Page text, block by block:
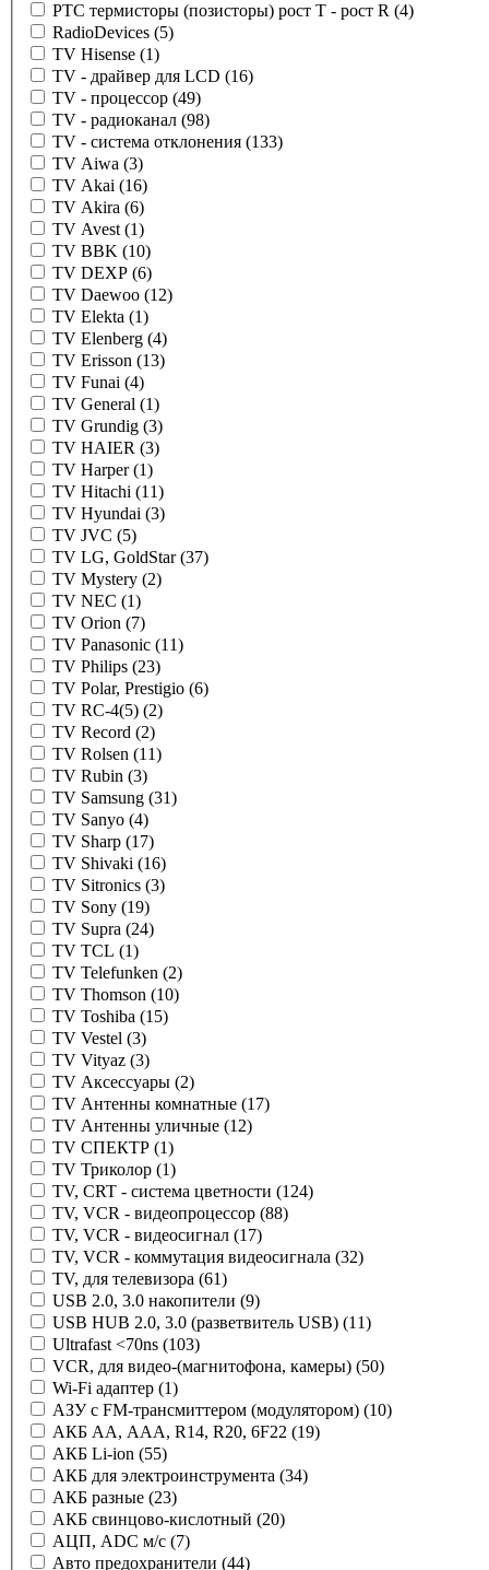
PTC термисторы (позисторы) рост T - рост R (4)
RadioDevices (5)
TV Hisense (1)
TV - драйвер для LCD (16)
TV - процессор (49)
TV - радиоканал (98)
TV - система отклонения (133)
TV Aiwa (3)
TV Akai (16)
TV Akira (6)
TV Avest (1)
TV BBK (10)
TV DEXP (6)
TV Daewoo (12)
TV Elekta (1)
TV Elenberg (4)
TV Erisson (13)
TV Funai (4)
TV General (1)
TV Grundig (3)
TV HAIER (3)
TV Harper (1)
TV Hitachi (11)
TV Hyundai (3)
TV JVC (5)
TV LG, GoldStar (37)
TV Mystery (2)
TV NEC (1)
TV Orion (7)
TV Panasonic (11)
TV Philips (23)
TV Polar, Prestigio (6)
TV RC-4(5) (2)
TV Record (2)
TV Rolsen (11)
TV Rubin (3)
TV Samsung (31)
TV Sanyo (4)
TV Sharp (17)
TV Shivaki (16)
TV Sitronics (3)
TV Sony (19)
TV Supra (24)
TV TCL (1)
TV Telefunken (2)
TV Thomson (10)
TV Toshiba (15)
TV Vestel (3)
TV Vityaz (3)
TV Аксессуары (2)
TV Антенны комнатные (17)
TV Антенны уличные (12)
TV СПЕКТР (1)
TV Триколор (1)
TV, CRT - система цветности (124)
TV, VCR - видеопроцессор (88)
TV, VCR - видеосигнал (17)
TV, VCR - коммутация видеосигнала (32)
TV, для телевизора (61)
USB 2.0, 3.0 накопители (9)
USB HUB 2.0, 3.0 (разветвитель USB) (11)
Ultrafast <70ns (103)
VCR, для видео-(магнитофона, камеры) (50)
Wi-Fi адаптер (1)
АЗУ с FM-трансмиттером (модулятором) (10)
АКБ AA, AAA, R14, R20, 6F22 (19)
АКБ Li-ion (55)
АКБ для электроинструмента (34)
АКБ разные (23)
АКБ свинцово-кислотный (20)
АЦП, ADC м/с (7)
Авто предохранители (44)